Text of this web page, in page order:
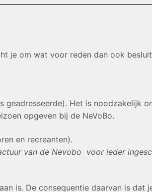
je om wat voor reden dan ook
geadresseerde). Het is noodzakelijk
opgeven bij de NeVoBo.
en recreanten).
van de Nevobo voor ieder
is. De consequentie daarvan is dat